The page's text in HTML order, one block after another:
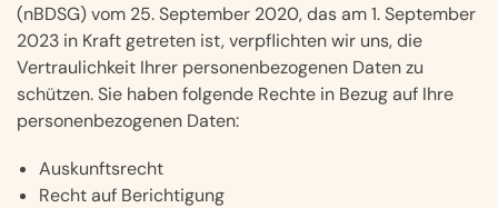
(nBDSG) vom 25. September 2020, das am 1. September
2023 in Kraft getreten ist, verpflichten wir uns, die
Vertraulichkeit Ihrer personenbezogenen Daten zu
schützen. Sie haben folgende Rechte in Bezug auf Ihre
personenbezogenen Daten:
Auskunftsrecht
Recht auf Berichtigung